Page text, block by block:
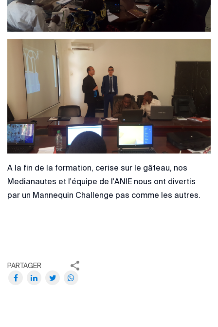
A la fin de la formation, cerise sur le gâteau, nos
Medianautes et l'équipe de l'ANIE nous ont divertis
par un Mannequin Challenge pas comme les autres.
PARTAGER